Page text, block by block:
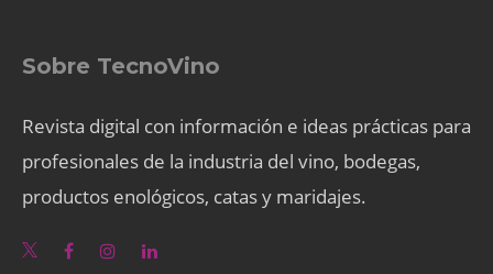
Sobre TecnoVino
Revista digital con información e ideas prácticas para
profesionales de la industria del vino, bodegas,
productos enológicos, catas y maridajes.